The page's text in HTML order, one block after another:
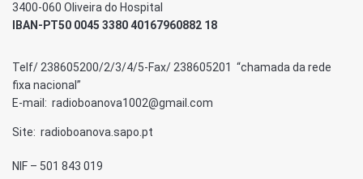
3400-060 Oliveira do Hospital
IBAN-PT50 0045 3380 40167960882 18
Telf/ 238605200/2/3/4/5-Fax/ 238605201 “chamada da rede
fixa nacional”
E-mail: radioboanova1002@gmail.com
Site: radioboanova.sapo.pt
NIF – 501 843 019